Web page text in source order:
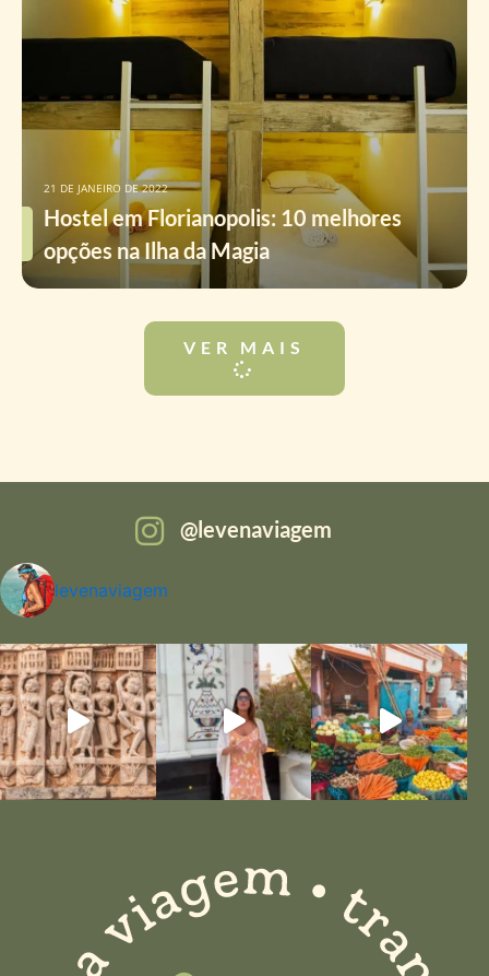
Hostel em Florianopolis: 10 melhores
opções na Ilha da Magia
21 DE JANEIRO DE 2022
VER MAIS
levenaviagem
levenaviagem